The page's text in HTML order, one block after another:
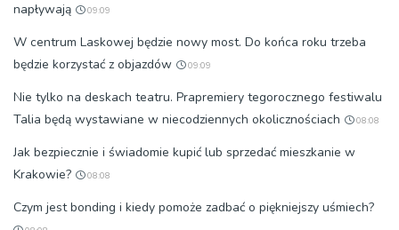
napływają
09:09
W centrum Laskowej będzie nowy most. Do końca roku trzeba
będzie korzystać z objazdów
09:09
Nie tylko na deskach teatru. Prapremiery tegorocznego festiwalu
Talia będą wystawiane w niecodziennych okolicznościach
08:08
Jak bezpiecznie i świadomie kupić lub sprzedać mieszkanie w
Krakowie?
08:08
Czym jest bonding i kiedy pomoże zadbać o piękniejszy uśmiech?